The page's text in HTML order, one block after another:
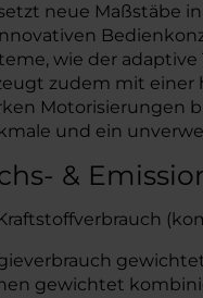
neue Maßstäbe
wie der
zudem mit einer
Motorisierungen
und ein
&
gewichtet